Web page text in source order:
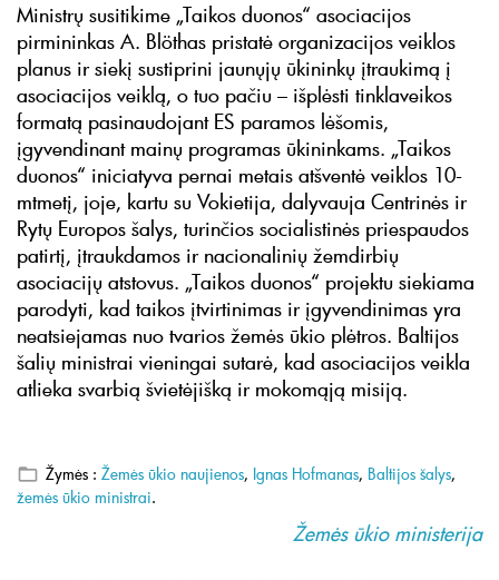
Ministrų susitikime „Taikos duonos“ asociacijos
pirmininkas A. Blöthas pristatė organizacijos veiklos
planus ir siekį sustiprini jaunųjų ūkininkų įtraukimą į
asociacijos veiklą, o tuo pačiu – išplėsti tinklaveikos
formatą pasinaudojant ES paramos lėšomis,
įgyvendinant mainų programas ūkininkams. „Taikos
duonos“ iniciatyva pernai metais atšventė veiklos 10-
mtmetį, joje, kartu su Vokietija, dalyvauja Centrinės ir
Rytų Europos šalys, turinčios socialistinės priespaudos
patirtį, įtraukdamos ir nacionalinių žemdirbių
asociacijų atstovus. „Taikos duonos“ projektu siekiama
parodyti, kad taikos įtvirtinimas ir įgyvendinimas yra
neatsiejamas nuo tvarios žemės ūkio plėtros. Baltijos
šalių ministrai vieningai sutarė, kad asociacijos veikla
atlieka svarbią švietėjišką ir mokomąją misiją.
Žymės : Žemės ūkio naujienos, Ignas Hofmanas, Baltijos šalys,
žemės ūkio ministrai.
Žemės ūkio ministerija